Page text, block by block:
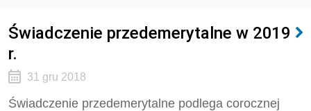
Świadczenie przedemerytalne w 2019
r.
31 gru 2018
Świadczenie przedemerytalne podlega corocznej